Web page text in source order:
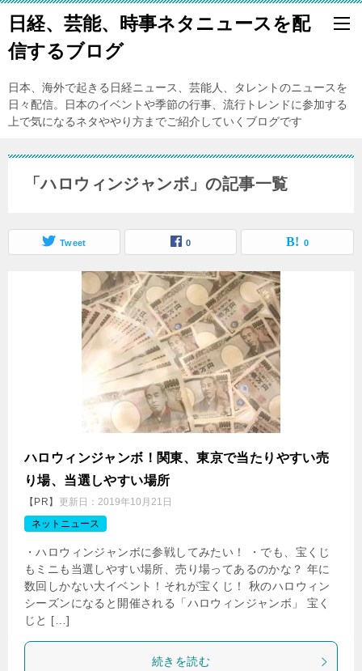
日経、芸能、時事ネタニュースを配
信するブログ
日本、海外で起きる日経ニュース、芸能人、タレントのニュースを
日々配信。日本のイベントや季節の行事、流行トレンドに参加する
上で気になるネタややり方までご紹介していくブログです
「ハロウィンジャンボ」の記事一覧
Tweet 0 0
ハロウィンジャンボ！関東、東京で当たりやすい売
り場、当選しやすい場所
【PR】 更新日： 2019年10月21日
ネットニュース
・ハロウィンジャンボに参戦してみたい！ ・でも、宝くじ
もミニも当選しやすい場所、売り場ってあるのかな？ 年に
数回しかない大イベント！それが宝くじ！ 秋のハロウィン
シーズンになると開催される「ハロウィンジャンボ」 宝く
じと […]
続きを読む